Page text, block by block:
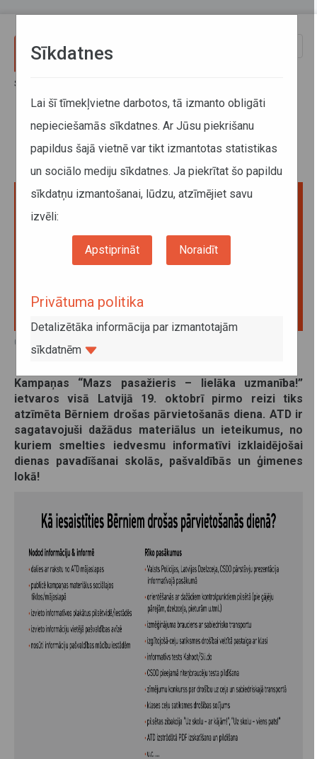
Sākums
Kā aizvadīt Bērniem drošas
pārvietošanās dienu?
09. oktobris 2023
Kampaņas “Mazs pasažieris – lielāka uzmanība!”
ietvaros visā Latvijā 19. oktobrī pirmo reizi tiks
atzīmēta Bērniem drošas pārvietošanās diena. ATD ir
sagatavojuši dažādus materiālus un ieteikumus, no
kuriem smelties iedvesmu informatīvi izklaidējošai
dienas pavadīšanai skolās, pašvaldībās un ģimenes
lokā!
Sīkdatnes
Lai šī tīmekļvietne darbotos, tā izmanto obligāti
nepieciešamās sīkdatnes. Ar Jūsu piekrišanu
papildus šajā vietnē var tikt izmantotas statistikas
un sociālo mediju sīkdatnes. Ja piekrītat šo papildu
sīkdatņu izmantošanai, lūdzu, atzīmējiet savu
izvēli:
Apstiprināt Noraidīt
Privātuma politika
Detalizētāka informācija par izmantotajām
sīkdatnēm